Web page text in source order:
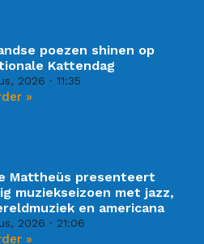
poezen shinen op
Kattendag
2026 11:35
»
Mattheüs presenteert
muziekseizoen met jazz,
en americana
2026 21:06
»